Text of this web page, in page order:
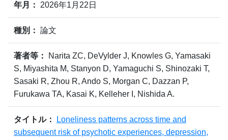
年月： 2026年1月22日
種別： 論文
著者等：
Narita ZC, DeVylder J, Knowles G, Yamasaki
S, Miyashita M, Stanyon D, Yamaguchi S, Shinozaki T,
Sasaki R, Zhou R, Ando S, Morgan C, Dazzan P,
Furukawa TA, Kasai K, Kelleher I, Nishida A.
タイトル：
Loneliness patterns across time and
subsequent risk of psychotic experiences, depression,